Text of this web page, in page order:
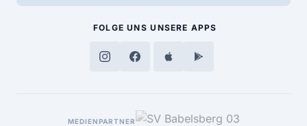
FOLGE UNS UNSERE APPS
MEDIENPARTNER